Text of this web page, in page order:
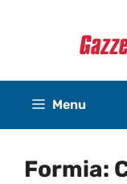
Menu
Formia: